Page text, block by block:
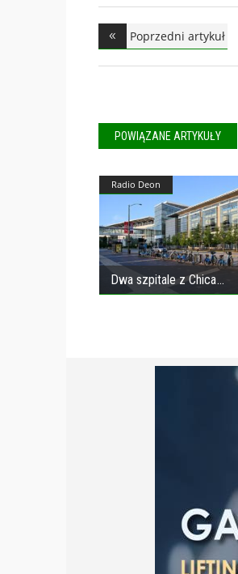
Poprzedni artykuł
POWIĄZANE ARTYKUŁY
Radio Deon
Dwa szpitale z Chica